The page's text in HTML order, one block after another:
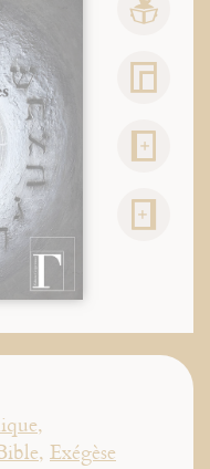
,
, Exégèse